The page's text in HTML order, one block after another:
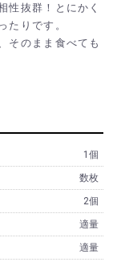
性抜群！とにかく
たりです。
そのまま食べても
1個
数枚
2個
適量
適量